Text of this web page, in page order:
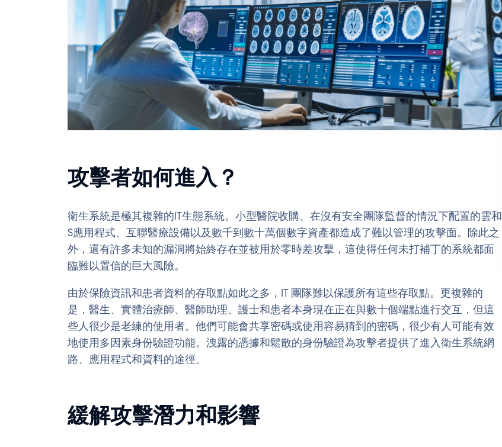
攻擊者如何進入？
衛生系統是極其複雜的IT生態系統。小型醫院收購、在沒有安全團隊監督的情況下配置的雲和
S應用程式、互聯醫療設備以及數千到數十萬個數字資產都造成了難以管理的攻擊面。除此之
外，還有許多未知的漏洞將始終存在並被用於零時差攻擊，這使得任何未打補丁的系統都面
臨難以置信的巨大風險。
由於保險資訊和患者資料的存取點如此之多，IT 團隊難以保護所有這些存取點。更複雜的
是，醫生、實體治療師、醫師助理、護士和患者本身現在正在與數十個端點進行交互，但這
些人很少是老練的使用者。他們可能會共享密碼或使用容易猜到的密碼，很少有人可能有效
地使用多因素身份驗證功能。洩露的憑據和鬆散的身份驗證為攻擊者提供了進入衛生系統網
路、應用程式和資料的途徑。
緩解攻擊潛力和影響